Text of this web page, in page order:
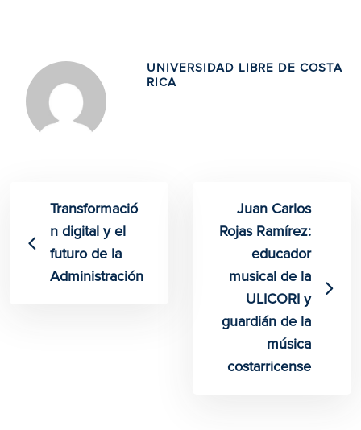
UNIVERSIDAD LIBRE DE COSTA
RICA
Transformació
n digital y el
futuro de la
Administración
Juan Carlos
Rojas Ramírez:
educador
musical de la
ULICORI y
guardián de la
música
costarricense